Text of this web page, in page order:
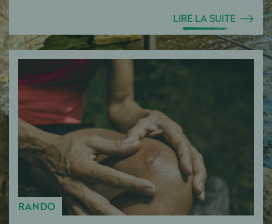
LIRE LA SUITE
RANDO